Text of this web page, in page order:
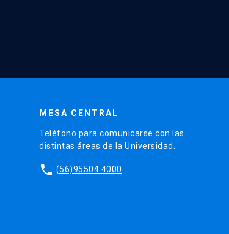
MESA CENTRAL
Teléfono para comunicarse con las
distintas áreas de la Universidad.
phone (56)95504 4000